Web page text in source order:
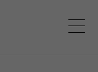
Personalberatung